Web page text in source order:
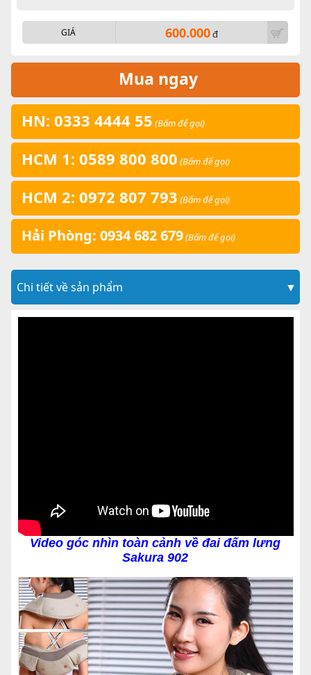
GIÁ 600.000đ
Mua ngay
HN: 0333 4444 55 (Bấm để gọi)
HCM 1: 0589 800 800 (Bấm để gọi)
HCM 2: 0972 807 793 (Bấm để gọi)
Hải Phòng: 0934 682 679(Bấm để gọi)
Chi tiết về sản phẩm ▼
Video góc nhìn toàn cảnh về đai đấm lưng
Sakura 902